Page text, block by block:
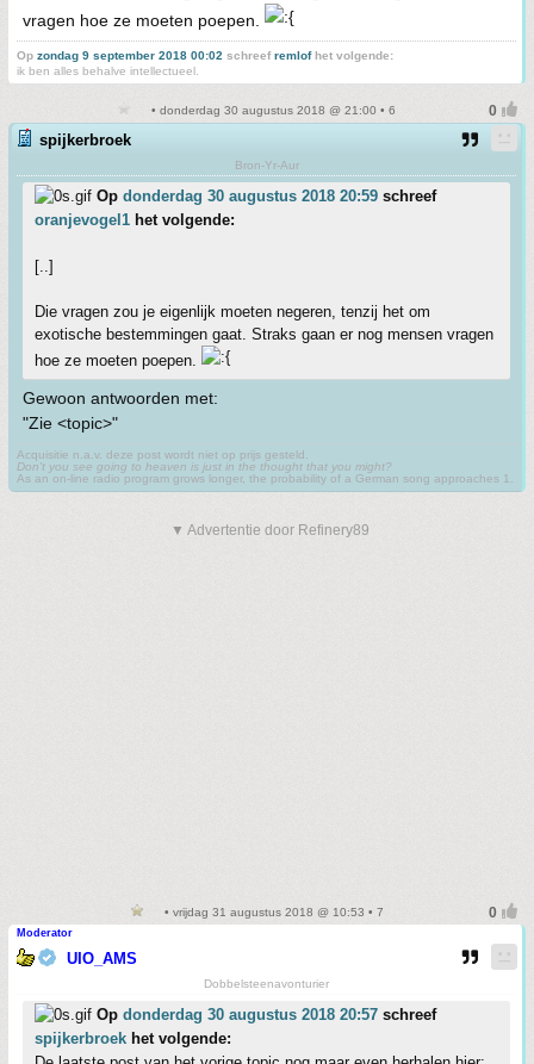
vragen hoe ze moeten poepen.
Op zondag 9 september 2018 00:02 schreefremlofhet volgende:
ik ben alles behalve intellectueel.
• donderdag 30 augustus 2018 @ 21:00 • 6
spijkerbroek
Bron-Yr-Aur
Op donderdag 30 augustus 2018 20:59 schreef
oranjevogel1 het volgende:
[..]
Die vragen zou je eigenlijk moeten negeren, tenzij het om
exotische bestemmingen gaat. Straks gaan er nog mensen vragen
hoe ze moeten poepen.
Gewoon antwoorden met:
"Zie <topic>"
Acquisitie n.a.v. deze post wordt niet op prijs gesteld.
Don't you see going to heaven is just in the thought that you might?
As an on-line radio program grows longer, the probability of a German song approaches 1.
▼ Advertentie door Refinery89
• vrijdag 31 augustus 2018 @ 10:53 • 7
Moderator
UIO_AMS
Dobbelsteenavonturier
Op donderdag 30 augustus 2018 20:57 schreef
spijkerbroek het volgende: